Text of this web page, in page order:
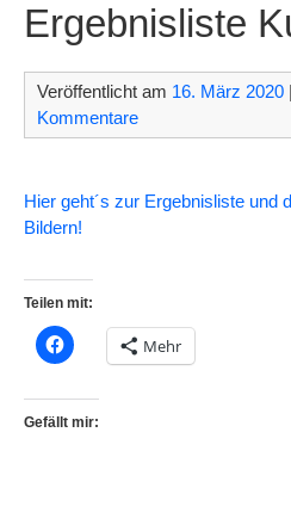
Ergebnisliste
Veröffentlicht am 16. März 2020
Kommentare
Hier geht´s zur Ergebnisliste und
Bildern!
Teilen mit:
Mehr
Gefällt mir: